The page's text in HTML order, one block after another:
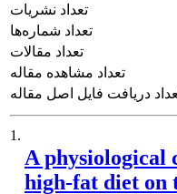
تعداد نشریات
تعداد شماره‌ها
تعداد مقالات
تعداد مشاهده مقاله
دریافت فایل اصل مقاله
1.
A physiological
high-fat diet on